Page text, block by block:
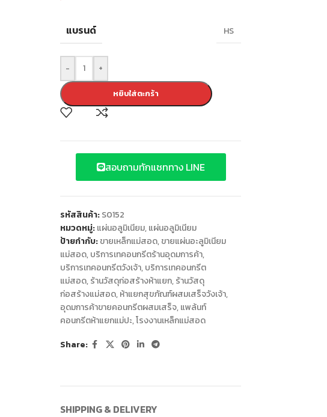
แบรนด์ HS
- +
หยิบใส่ตะกร้า
สอบถามทักแชททาง LINE
รหัสสินค้า:S0152
หมวดหมู่: แผ่นอลูมิเนียม, แผ่นอลูมิเนียม
ป้ายกำกับ: ขายเหล็กแม่สอด, ขายแผ่นอะลูมิเนียม
แม่สอด, บริการเทคอนกรีตร้านอุดมการค้า,
บริการเทคอนกรีตวังเจ้า, บริการเทคอนกรีต
แม่สอด, ร้านวัสดุก่อสร้างห้าแยก, ร้านวัสดุ
ก่อสร้างแม่สอด, ห้าแยกสุขภัณฑ์ผสมเสร็จวังเจ้า,
อุดมการค้าขายคอนกรีตผสมเสร็จ, แพล้นท์
คอนกรีตห้าแยกแม่ปะ,โรงงานเหล็กแม่สอด
Share:
SHIPPING & DELIVERY